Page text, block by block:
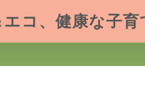
コ、健康な子